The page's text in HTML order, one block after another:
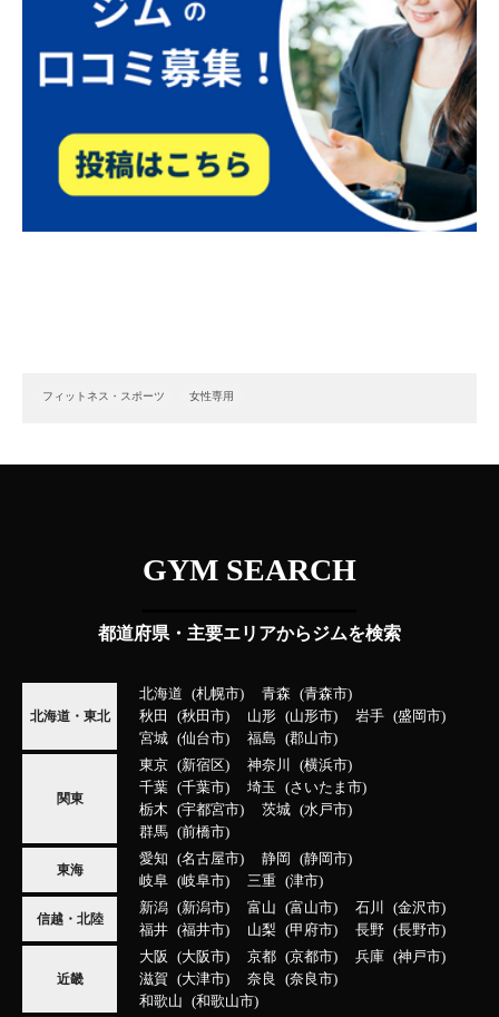
フィットネス・スポーツ 女性専用
GYM SEARCH
都道府県・主要エリアからジムを検索
北海道・東北
北海道 札幌市 青森
青森市
秋田
秋田市 山形 山形市 岩手
盛岡市
宮城
仙台市 福島 郡山市
関東
東京 新宿区 神奈川
横浜市
千葉
千葉市 埼玉
さいたま市
栃木
宇都宮市 茨城
水戸市
群馬
前橋市
東海
愛知 名古屋市 静岡
静岡市
岐阜
岐阜市 三重 津市
信越・北陸
新潟 新潟市 富山 富山市 石川
金沢市
福井
福井市 山梨 甲府市 長野 長野市
近畿
大阪 大阪市 京都 京都市 兵庫
神戸市
滋賀
大津市 奈良
奈良市
和歌山
和歌山市